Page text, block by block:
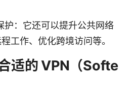
护：它还可以提升公共网络
工作、优化跨境访问等。
适的 VPN（Softe